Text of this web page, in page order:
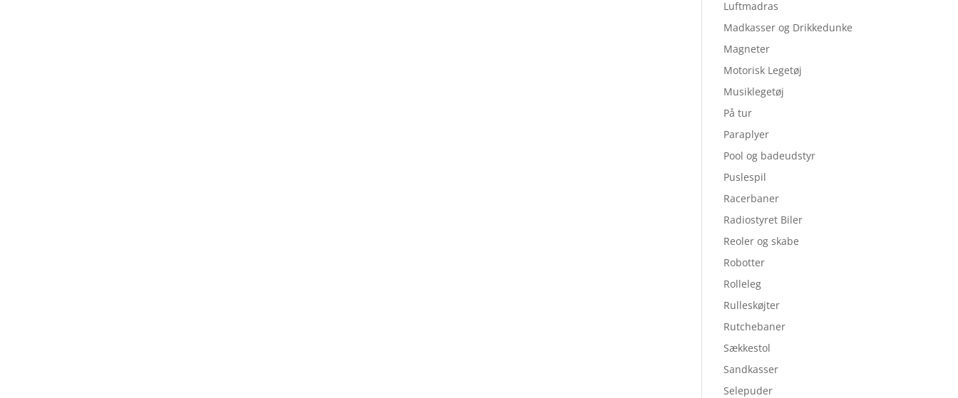
Luftmadras
Madkasser og Drikkedunke
Magneter
Motorisk Legetøj
Musiklegetøj
På tur
Paraplyer
Pool og badeudstyr
Puslespil
Racerbaner
Radiostyret Biler
Reoler og skabe
Robotter
Rolleleg
Rulleskøjter
Rutchebaner
Sækkestol
Sandkasser
Selepuder